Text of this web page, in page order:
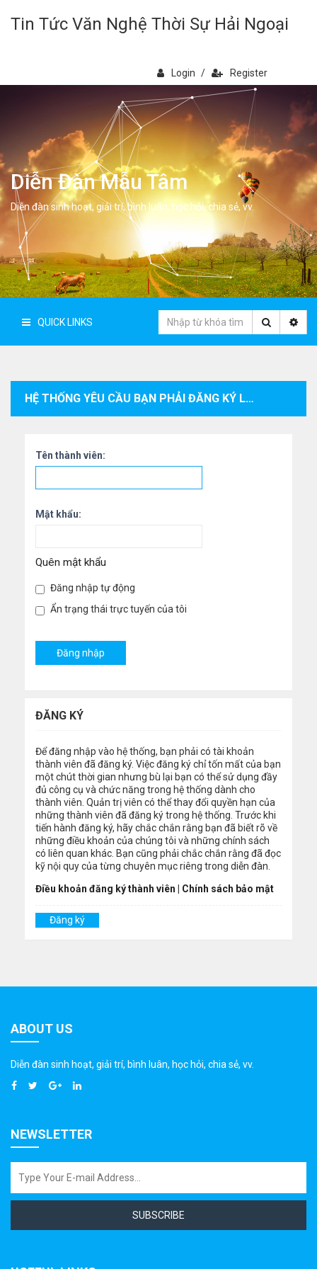
Tin Tức Văn Nghệ Thời Sự Hải Ngoại
Login / Register
Diễn Đàn Mẫu Tâm
Diễn đàn sinh hoạt, giải trí, bình luân, học hỏi, chia sẻ, vv.
QUICK LINKS
HỆ THỐNG YÊU CẦU BẠN PHẢI ĐĂNG KÝ LÀM THÀNH VIÊN VÀ ĐĂNG NHẬP VÀO HỆ THỐNG ĐỂ XEM THÔNG TIN CÁ NHÂN CỦA THÀNH VIÊN.
Tên thành viên:
Mật khẩu:
Quên mật khẩu
Đăng nhập tự động
Ẩn trạng thái trực tuyến của tôi
ĐĂNG KÝ
Để đăng nhập vào hệ thống, bạn phải có tài khoản
thành viên đã đăng ký. Việc đăng ký chỉ tốn mất của bạn
một chút thời gian nhưng bù lại bạn có thể sử dụng đầy
đủ công cụ và chức năng trong hệ thống dành cho
thành viên. Quản trị viên có thể thay đổi quyền hạn của
những thành viên đã đăng ký trong hệ thống. Trước khi
tiến hành đăng ký, hãy chắc chắn rằng bạn đã biết rõ về
những điều khoản của chúng tôi và những chính sách
có liên quan khác. Bạn cũng phải chắc chắn rằng đã đọc
kỹ nội quy của từng chuyên mục riêng trong diễn đàn.
Điều khoản đăng ký thành viên
Chính sách bảo mật
Đăng ký
ABOUT US
Diễn đàn sinh hoạt, giải trí, bình luân, học hỏi, chia sẻ, vv.
NEWSLETTER
SUBSCRIBE